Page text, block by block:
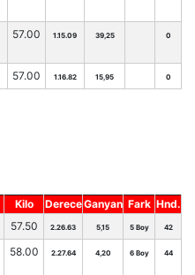
57.00 1.15.09 39,25 0
57.00 1.16.82 15,95 0
Kilo DereceGanyan Fark Hnd.
57.50 2.26.63 5,15 5 Boy 42
58.00 2.27.64 4,20 6 Boy 44